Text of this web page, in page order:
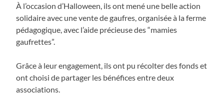
À l’occasion d’Halloween, ils ont mené une belle action
solidaire avec une vente de gaufres, organisée à la ferme
pédagogique, avec l’aide précieuse des “mamies
gaufrettes”.
Grâce à leur engagement, ils ont pu récolter des fonds et
ont choisi de partager les bénéfices entre deux
associations.